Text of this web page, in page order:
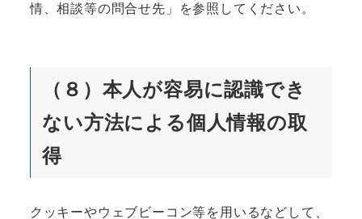
情、相談等の問合せ先」を参照してください。
（８）本人が容易に認識でき
ない方法による個人情報の取
得
クッキーやウェブビーコン等を用いるなどして、